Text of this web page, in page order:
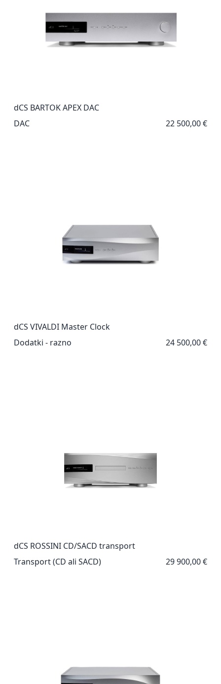
dCS BARTOK APEX DAC
DAC
22 500,00 €
dCS VIVALDI Master Clock
Dodatki - razno
24 500,00 €
dCS ROSSINI CD/SACD transport
Transport (CD ali SACD)
29 900,00 €